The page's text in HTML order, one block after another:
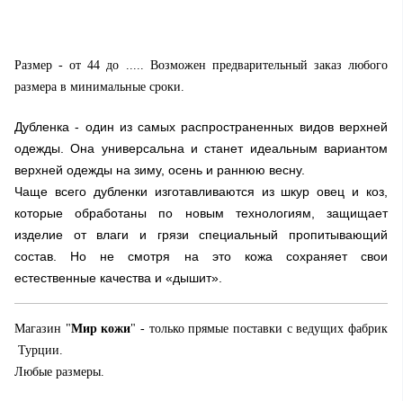
Размер - от 44 до ..... Возможен предварительный заказ любого
размера в минимальные сроки.
Дубленка - один из самых распространенных видов верхней
одежды. Она универсальна и станет идеальным вариантом
верхней одежды на зиму, осень и раннюю весну.
Чаще всего дубленки изготавливаются из шкур овец и коз,
которые обработаны по новым технологиям, защищает
изделие от влаги и грязи специальный пропитывающий
состав. Но не смотря на это кожа сохраняет свои
естественные качества и «дышит».
Магазин "Мир кожи" - только прямые поставки с ведущих фабрик
Турции.
Любые размеры.